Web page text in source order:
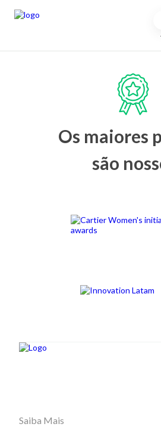
Os maiores
são
Saiba Mais